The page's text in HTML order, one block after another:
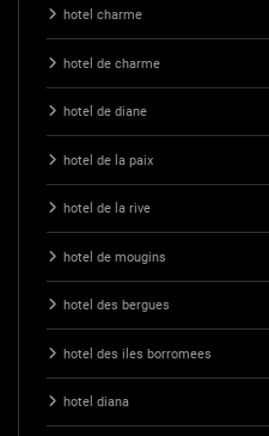
hotel charme
hotel de charme
hotel de diane
hotel de la paix
hotel de la rive
hotel de mougins
hotel des bergues
hotel des iles borromees
hotel diana